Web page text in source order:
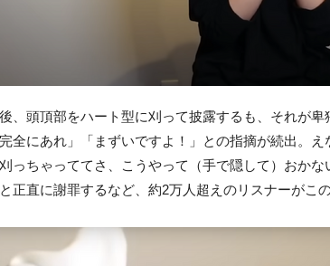
、頭頂部をハート型に刈って披露するも、それが
全にあれ」「まずいですよ！」との指摘が続出。
っちゃっててさ、こうやって（手で隠して）おか
正直に謝罪するなど、約2万人超えのリスナーがこ